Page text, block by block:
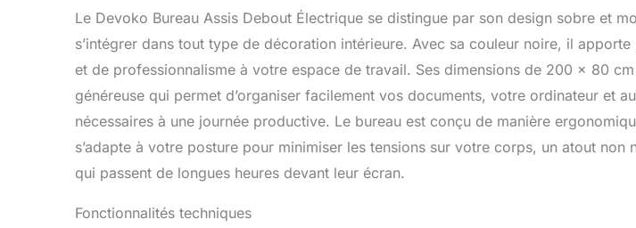
Sécurité: Les pieds du bureau en forme de T élargi
un poids de 70 kg, stable et durable. Le moteur a
nombreuses procédures de test pour garantir la
l'utilisateur. En outre, le bureau debout électrique
qui vous permet de l'utiliser en toute confiance.
pour Le Bureau: L'alternance entre la position
assise vous permet de garder votre cerveau éveillé
productif au travail. Il vous permet de fléchir votre
de prévenir les douleurs dorsales après une longue
Le Devoko Bureau Assis Debout Électrique se distingue par son design sobre et
s’intégrer dans tout type de décoration intérieure. Avec sa couleur noire, il apporte
et de professionnalisme à votre espace de travail. Ses dimensions de 200 x 80
généreuse qui permet d’organiser facilement vos documents, votre ordinateur et
nécessaires à une journée productive. Le bureau est conçu de manière
s’adapte à votre posture pour minimiser les tensions sur votre corps, un atout non
qui passent de longues heures devant leur écran.
Fonctionnalités techniques